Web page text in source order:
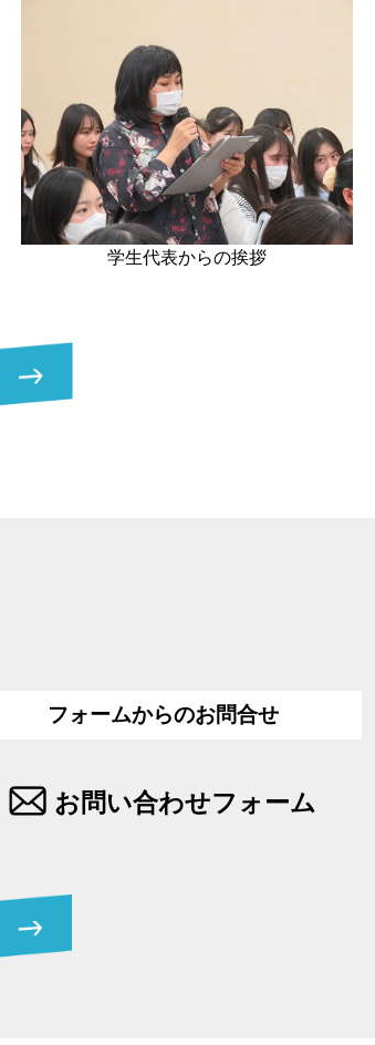
学生代表からの挨拶
フォームからのお問合せ
お問い合わせフォーム